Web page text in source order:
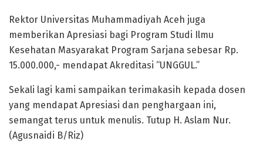
Rektor Universitas Muhammadiyah Aceh juga
memberikan Apresiasi bagi Program Studi Ilmu
Kesehatan Masyarakat Program Sarjana sebesar Rp.
15.000.000,- mendapat Akreditasi “UNGGUL.”
Sekali lagi kami sampaikan terimakasih kepada dosen
yang mendapat Apresiasi dan penghargaan ini,
semangat terus untuk menulis. Tutup H. Aslam Nur.
(Agusnaidi B/Riz)